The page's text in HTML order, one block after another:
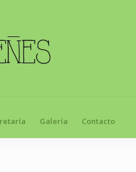
Galería Contacto